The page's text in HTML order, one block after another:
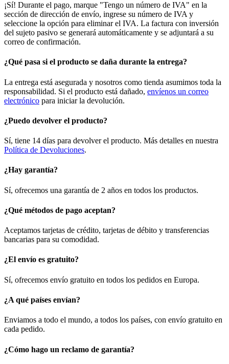
¡Sí! Durante el pago, marque "Tengo un número de IVA" en la
sección de dirección de envío, ingrese su número de IVA y
seleccione la opción para eliminar el IVA. La factura con inversión
del sujeto pasivo se generará automáticamente y se adjuntará a su
correo de confirmación.
¿Qué pasa si el producto se daña durante la entrega?
La entrega está asegurada y nosotros como tienda asumimos toda la
responsabilidad. Si el producto está dañado, envíenos un correo
electrónico para iniciar la devolución.
¿Puedo devolver el producto?
Sí, tiene 14 días para devolver el producto. Más detalles en nuestra
Política de Devoluciones.
¿Hay garantía?
Sí, ofrecemos una garantía de 2 años en todos los productos.
¿Qué métodos de pago aceptan?
Aceptamos tarjetas de crédito, tarjetas de débito y transferencias
bancarias para su comodidad.
¿El envío es gratuito?
Sí, ofrecemos envío gratuito en todos los pedidos en Europa.
¿A qué países envían?
Enviamos a todo el mundo, a todos los países, con envío gratuito en
cada pedido.
¿Cómo hago un reclamo de garantía?